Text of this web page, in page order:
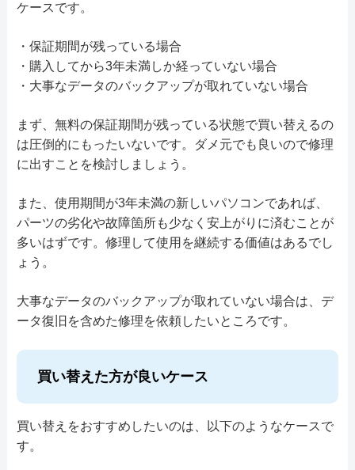
ケースです。
・保証期間が残っている場合
・購入してから3年未満しか経っていない場合
・大事なデータのバックアップが取れていない場合
まず、無料の保証期間が残っている状態で買い替えるの
は圧倒的にもったいないです。ダメ元でも良いので修理
に出すことを検討しましょう。
また、使用期間が3年未満の新しいパソコンであれば、
パーツの劣化や故障箇所も少なく安上がりに済むことが
多いはずです。修理して使用を継続する価値はあるでし
ょう。
大事なデータのバックアップが取れていない場合は、デ
ータ復旧を含めた修理を依頼したいところです。
買い替えた方が良いケース
買い替えをおすすめしたいのは、以下のようなケースで
す。